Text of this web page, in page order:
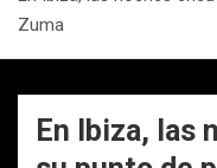
Zuma
En Ibiza, las